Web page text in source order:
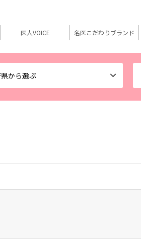
から選ぶ
医人VOICE 名医こだわりブランド